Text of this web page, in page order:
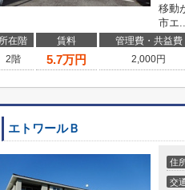
移動
市エ
所在階 賃料 管理費・共益費
2階
5.7万円 2,000円
エトワールＢ
住
交